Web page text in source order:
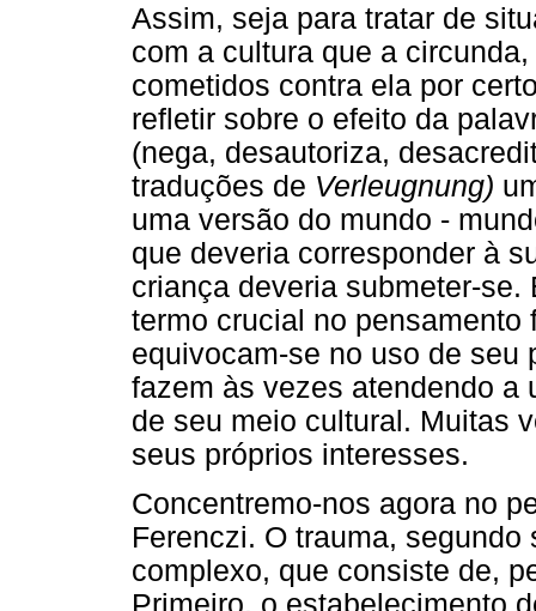
Assim, seja para tratar de
com a cultura que a
cometidos contra ela por
refletir sobre o efeito da
(nega, desautoriza,
traduções de Verleugnung)
uma versão do mundo -
que deveria corresponder à
criança deveria submeter-
termo crucial no
equivocam-se no uso de seu
fazem às vezes atendendo a
de seu meio cultural. Muitas
seus próprios interesses.
Concentremo-nos agora no
Ferenczi. O trauma,
complexo, que consiste de,
Primeiro, o estabelecimento